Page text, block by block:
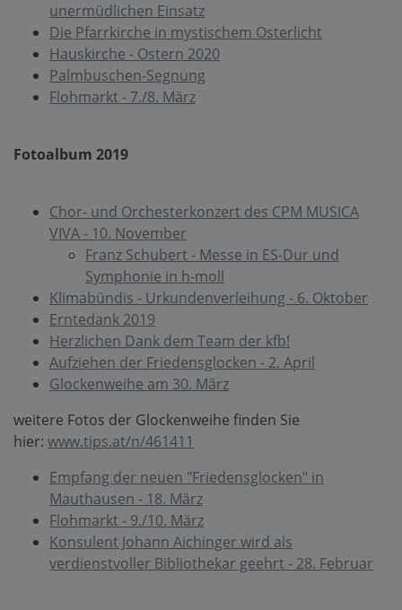
unermüdlichen Einsatz
Die Pfarrkirche in mystischem Osterlicht
Hauskirche - Ostern 2020
Palmbuschen-Segnung
Flohmarkt - 7./8. März
Fotoalbum 2019
Chor- und Orchesterkonzert des CPM MUSICA
VIVA - 10. November
Franz Schubert - Messe in ES-Dur und
Symphonie in h-moll
Klimabündis - Urkundenverleihung - 6. Oktober
Erntedank 2019
Herzlichen Dank dem Team der kfb!
Aufziehen der Friedensglocken - 2. April
Glockenweihe am 30. März
weitere Fotos der Glockenweihe finden Sie
hier: www.tips.at/n/461411
Empfang der neuen "Friedensglocken" in
Mauthausen - 18. März
Flohmarkt - 9./10. März
Konsulent Johann Aichinger wird als
verdienstvoller Bibliothekar geehrt - 28. Februar